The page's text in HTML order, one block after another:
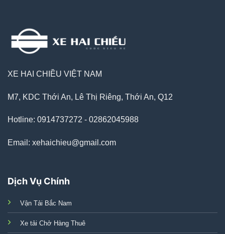
XE HAI CHIỀU VIỆT NAM
M7, KDC Thới An, Lê Thị Riêng, Thới An, Q12
Hotline: 0914737272 - 02862045988
Email: xehaichieu@gmail.com
Dịch Vụ Chính
Vận Tải Bắc Nam
Xe tải Chở Hàng Thuê